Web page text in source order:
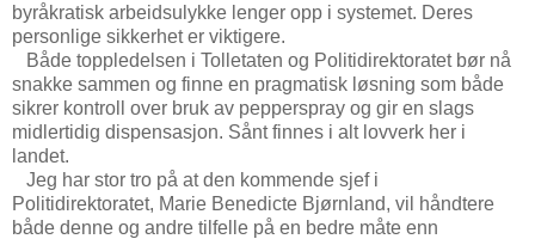
byråkratisk arbeidsulykke lenger opp i systemet. Deres
personlige sikkerhet er viktigere.
Både toppledelsen i Tolletaten og Politidirektoratet bør nå
snakke sammen og finne en pragmatisk løsning som både
sikrer kontroll over bruk av pepperspray og gir en slags
midlertidig dispensasjon. Sånt finnes i alt lovverk her i
landet.
Jeg har stor tro på at den kommende sjef i
Politidirektoratet, Marie Benedicte Bjørnland, vil håndtere
både denne og andre tilfelle på en bedre måte enn